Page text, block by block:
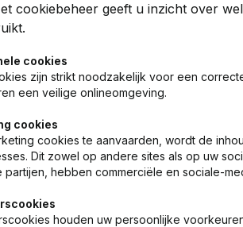
Kapitaal - Aandelen - Statuten
cookiebeheer geeft u inzicht over
cookies
zijn strikt noodzakelijk voor een
een veilige onlineomgeving.
cookies
cookies te aanvaarden, wordt de
Dit zowel op andere sites als op uw
partijen, hebben commerciële en sociale-
houden uw persoonlijke